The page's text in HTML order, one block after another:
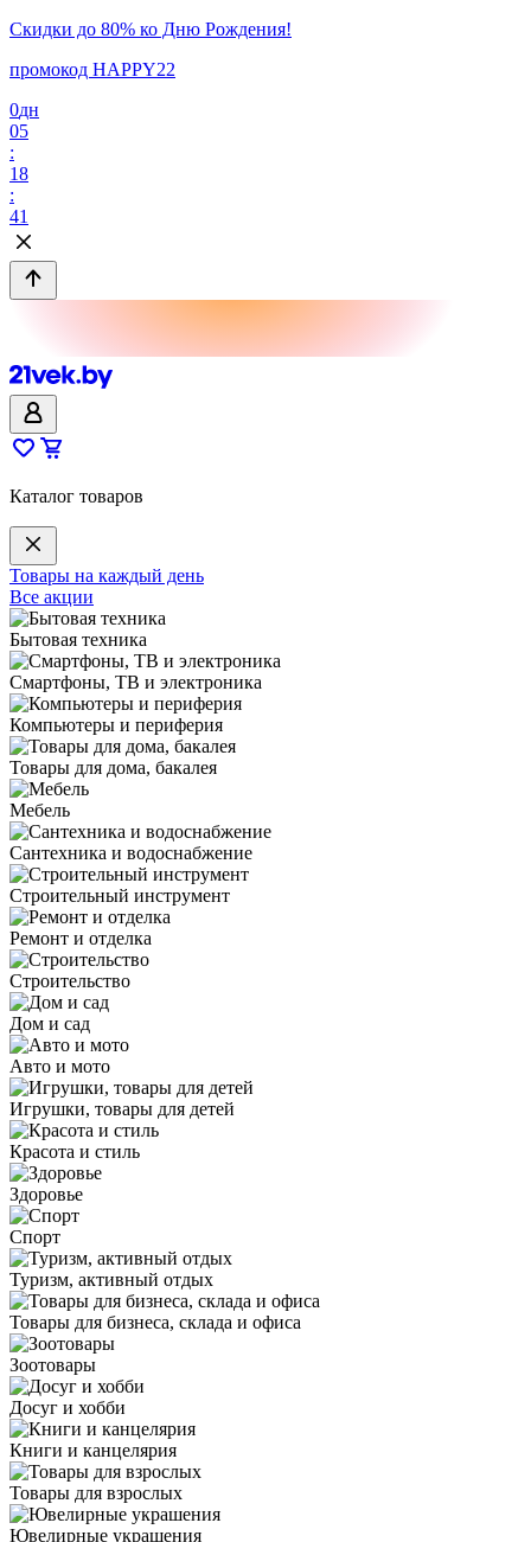
Скидки до 80% ко Дню Рождения!
промокод HAPPY22
0дн
05
:
18
:
41
Каталог товаров
Товары на каждый день
Все акции
Бытовая техника
Смартфоны, ТВ и электроника
Компьютеры и периферия
Товары для дома, бакалея
Мебель
Сантехника и водоснабжение
Строительный инструмент
Ремонт и отделка
Строительство
Дом и сад
Авто и мото
Игрушки, товары для детей
Красота и стиль
Здоровье
Спорт
Туризм, активный отдых
Товары для бизнеса, склада и офиса
Зоотовары
Досуг и хобби
Книги и канцелярия
Товары для взрослых
Ювелирные украшения